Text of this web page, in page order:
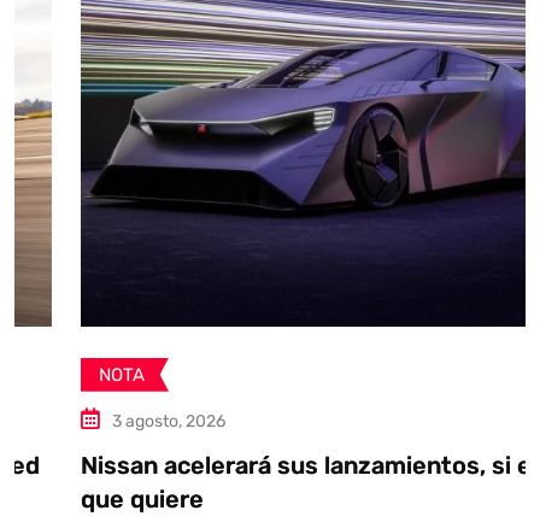
3 agosto, 2026
Nissan acelerará sus lanzamientos, si es
que quiere